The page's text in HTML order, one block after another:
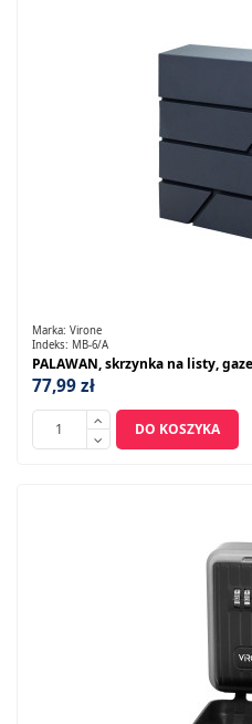
Marka: Virone
Indeks: MB-6/A
PALAWAN, skrzynka na listy,
77,99 zł
DO KOSZYKA